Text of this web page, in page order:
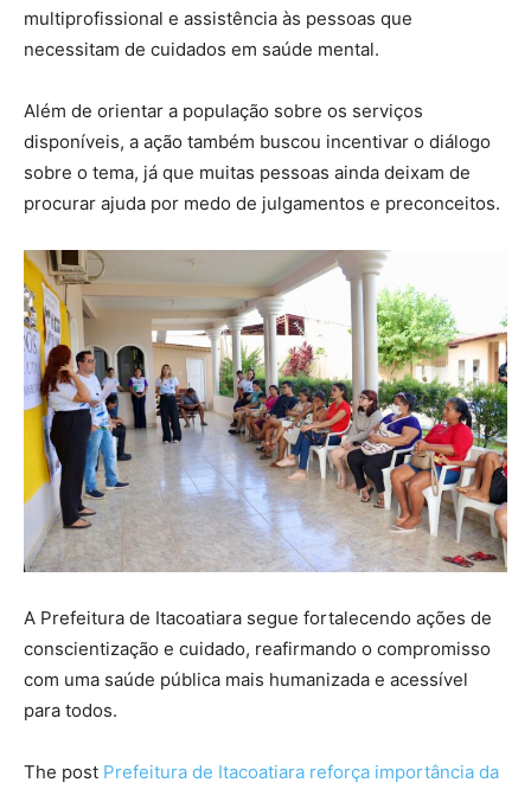
multiprofissional e assistência às pessoas que
necessitam de cuidados em saúde mental.
Além de orientar a população sobre os serviços
disponíveis, a ação também buscou incentivar o diálogo
sobre o tema, já que muitas pessoas ainda deixam de
procurar ajuda por medo de julgamentos e preconceitos.
A Prefeitura de Itacoatiara segue fortalecendo ações de
conscientização e cuidado, reafirmando o compromisso
com uma saúde pública mais humanizada e acessível
para todos.
The post Prefeitura de Itacoatiara reforça importância da